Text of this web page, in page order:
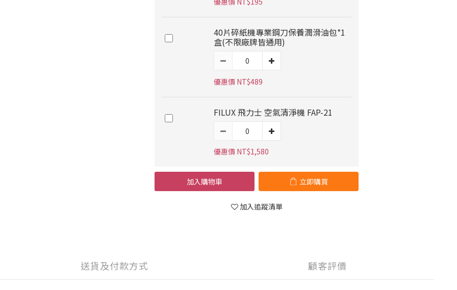
40片碎紙機專業鋼刀保養潤滑油包*1
盒(不限廠牌皆通用)
優惠價 NT$489
FILUX 飛力士 空氣清淨機 FAP-21
優惠價 NT$1,580
加入購物車 立即購買
加入追蹤清單
送貨及付款方式 顧客評價